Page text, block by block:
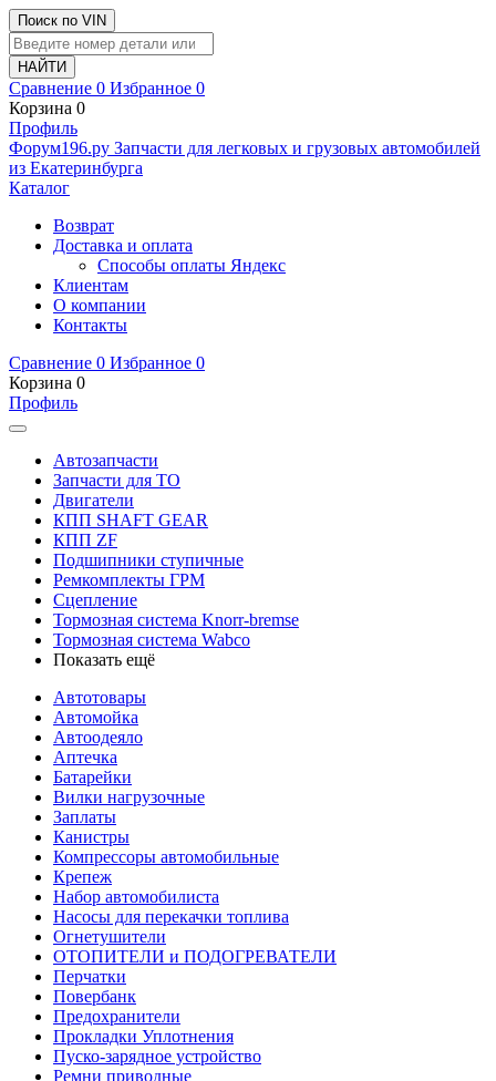
Поиск по VIN
Сравнение 0 Избранное 0
Корзина 0
Профиль
Фoрум196.ру Запчасти для легковых и грузовых автомобилей
из Екатеринбурга
Каталог
Возврат
Доставка и оплата
Способы оплаты Яндекс
Клиентам
О компании
Контакты
Сравнение 0 Избранное 0
Корзина 0
Профиль
Автозапчасти
Запчасти для ТО
Двигатели
КПП SHAFT GEAR
КПП ZF
Подшипники ступичные
Ремкомплекты ГРМ
Сцепление
Тормозная система Knorr-bremse
Тормозная система Wabco
Показать ещё
Автотовары
Автомойка
Автоодеяло
Аптечка
Батарейки
Вилки нагрузочные
Заплаты
Канистры
Компрессоры автомобильные
Крепеж
Набор автомобилиста
Насосы для перекачки топлива
Огнетушители
ОТОПИТЕЛИ и ПОДОГРЕВАТЕЛИ
Перчатки
Повербанк
Предохранители
Прокладки Уплотнения
Пуско-зарядное устройство
Ремни приводные